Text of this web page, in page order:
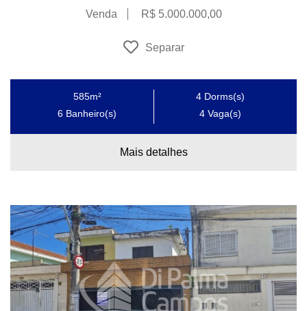
Venda R$ 5.000.000,00
Separar
585m² 4 Dorms(s)
6 Banheiro(s) 4 Vaga(s)
Mais detalhes